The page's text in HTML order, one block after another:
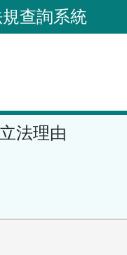
查詢系統
立法理由